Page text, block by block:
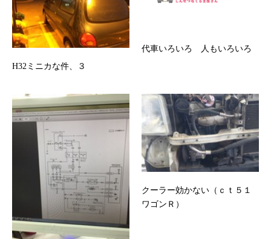
H32ミニカな件、３
代車いろいろ 人もいろいろ
クーラー効かない（ｃｔ５１
ワゴンＲ）